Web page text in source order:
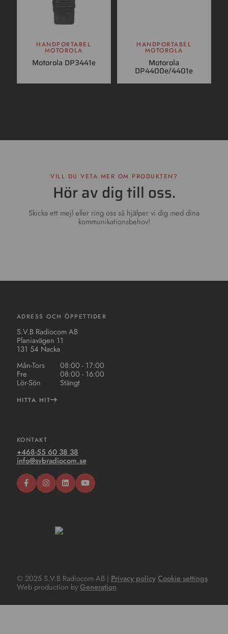
HANDPORTABEL
MOTOROLA
Motorola DP3441e
HANDPORTABEL
MOTOROLA
Motorola
DP4400e/4401e
VILL DU VETA MER OM PRODUKTEN?
Hör av dig till oss.
Skicka ett mejl eller ring oss så hjälper vi dig med dina
kommunikationsbehov!
ADRESS OCH ÖPPETTIDER
S.V.B Radiocom AB
Planiavägen 11
131 54 Nacka
Mån-Tors
08:00 - 17:00
Fre 08:00 - 16:00
Lör-Sön Stängt
HITTA HIT
KONTAKT
+468-55 60 38 38
info@svbradiocom.se
© 2025 S.V.B Radiocom AB | Privacy policy Cookie settings
Web production byGeneration